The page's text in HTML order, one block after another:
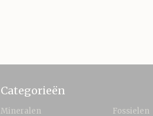
Categorieën
Mineralen Fossielen